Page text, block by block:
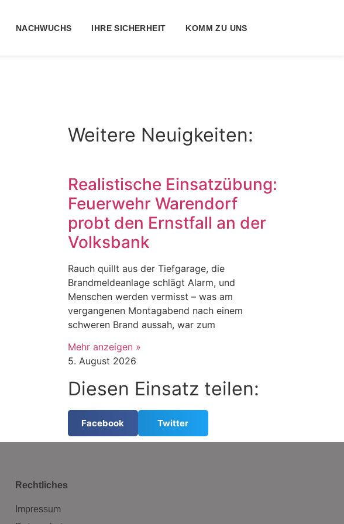
NACHWUCHS IHRE SICHERHEIT KOMM ZU UNS
Weitere Neuigkeiten:
Realistische Einsatzübung:
Feuerwehr Warendorf
probt den Ernstfall an der
Volksbank
Rauch quillt aus der Tiefgarage, die
Brandmeldeanlage schlägt Alarm, und
Menschen werden vermisst – was am
vergangenen Montagabend nach einem
schweren Brand aussah, war zum
Mehr anzeigen »
5. August 2026
Diesen Einsatz teilen:
Facebook Twitter
Rechtliches
Impressum